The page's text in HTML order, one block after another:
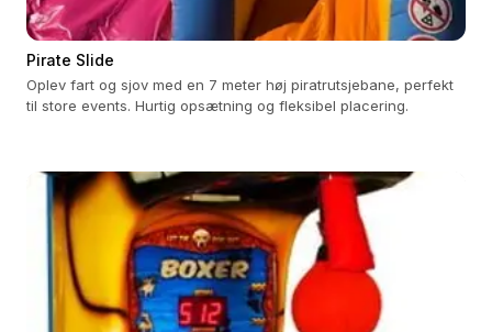
Pirate Slide
Oplev fart og sjov med en 7 meter høj piratrutsjebane, perfekt
til store events. Hurtig opsætning og fleksibel placering.